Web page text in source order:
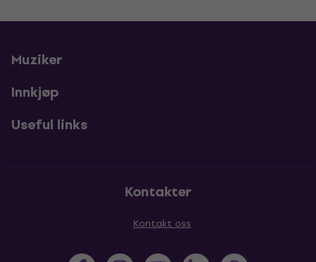
Muziker
Innkjøp
Useful links
Kontakter
Kontakt oss